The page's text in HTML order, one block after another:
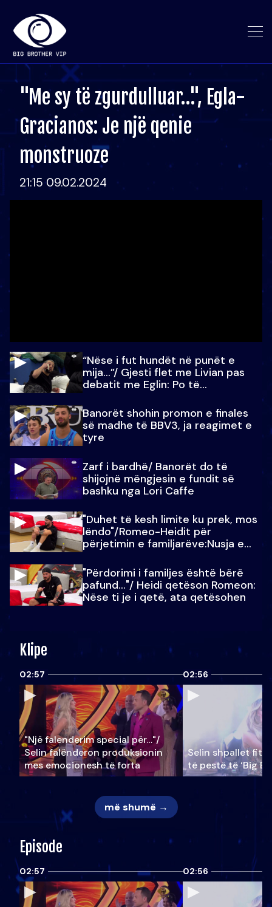
"Me sy të zgurdulluar…", Egla-
Gracianos: Je një qenie
monstruoze
21:15 09.02.2024
“Nëse i fut hundët në punët e
mija…”/ Gjesti flet me Livian pas
debatit me Eglin: Po të
Banorët shohin promon e finales
së madhe të BBV3, ja reagimet e
tyre
Zarf i bardhë/ Banorët do të
shijojnë mëngjesin e fundit së
bashku nga Lori Caffe
"Duhet të kesh limite ku prek, mos
lëndo"/Romeo-Heidit për
përjetimin e familjarëve:Nusja e
"Përdorimi i familjes është bërë
pafund…"/ Heidi qetëson Romeon:
Nëse ti je i qetë, ata qetësohen
Klipe
02:57
"Një falenderim special për…"/
Selin falënderon produksionin
mes emocionesh të forta
02:56
Selin shpallet
të pestë të ‘Big
më shumë →
Episode
02:57 02:56